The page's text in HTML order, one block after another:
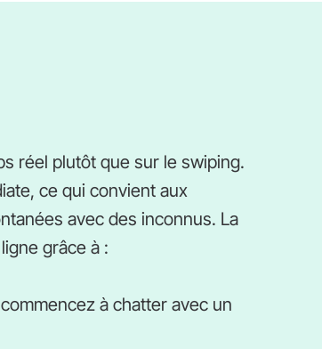
réel plutôt que sur le swiping.
ce qui convient aux
avec des inconnus. La
grâce à :
à chatter avec un